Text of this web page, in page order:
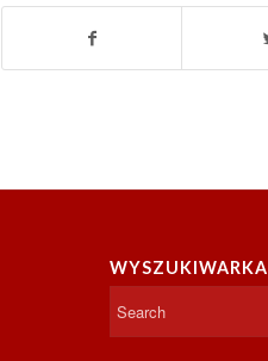
WYSZUKIWARKA